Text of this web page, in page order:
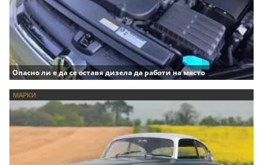
Опасно ли е да се оставя дизела да работи на място
МАРКИ